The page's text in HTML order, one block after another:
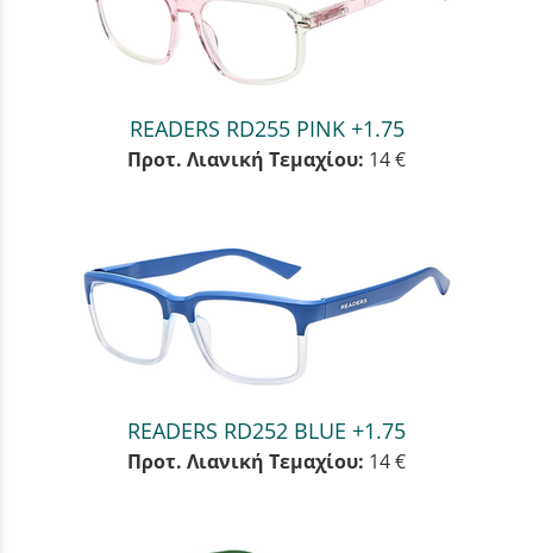
READERS RD255 PINK +1.75
Προτ. Λιανική Τεμαχίου: 14 €
READERS RD252 BLUE +1.75
Προτ. Λιανική Τεμαχίου: 14 €